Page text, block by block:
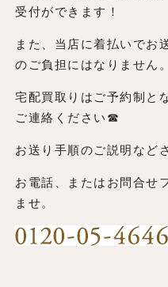
受付ができます！
また、当店に着払いでお
のご負担にはなりません。
宅配買取りはご予約制と
ご連絡ください☎
お送り手順のご説明など
お電話、またはお問合せ
ませ。